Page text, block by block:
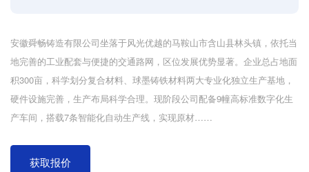
安徽舜畅铸造有限公司坐落于风光优越的马鞍山市含山县林头镇，依托当
地完善的工业配套与便捷的交通路网，区位发展优势显著。企业总占地面
积300亩，科学划分复合材料、球墨铸铁材料两大专业化独立生产基地，
硬件设施完善，生产布局科学合理。现阶段公司配备9幢高标准数字化生
产车间，搭载7条智能化自动生产线，实现原材……
获取报价